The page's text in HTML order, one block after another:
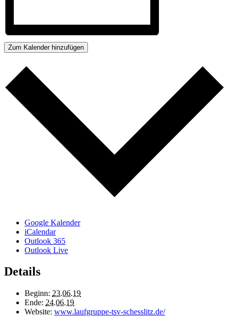
Zum Kalender hinzufügen
Google Kalender
iCalendar
Outlook 365
Outlook Live
Details
Beginn: 23.06.19
Ende: 24.06.19
Website: www.laufgruppe-tsv-schesslitz.de/